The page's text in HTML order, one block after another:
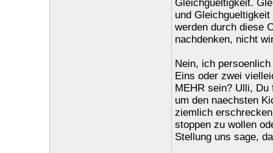
Gleichgueltigkeit.
und
werden durch diese
nachdenken, nicht
Nein, ich
Eins oder zwei
MEHR sein? Ulli,
um den naechsten
ziemlich
stoppen zu wollen
Stellung uns sage,